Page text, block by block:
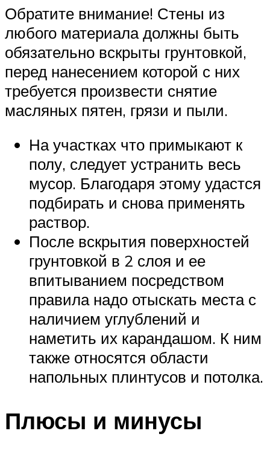
Обратите внимание! Стены из
любого материала должны быть
обязательно вскрыты грунтовкой,
перед нанесением которой с них
требуется произвести снятие
масляных пятен, грязи и пыли.
На участках что примыкают к
полу, следует устранить весь
мусор. Благодаря этому удастся
подбирать и снова применять
раствор.
После вскрытия поверхностей
грунтовкой в 2 слоя и ее
впитыванием посредством
правила надо отыскать места с
наличием углублений и
наметить их карандашом. К ним
также относятся области
напольных плинтусов и потолка.
Плюсы и минусы